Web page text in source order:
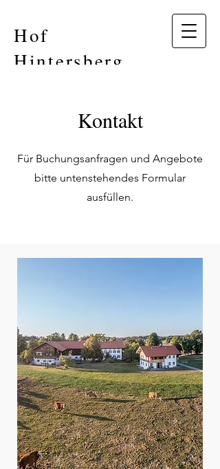
Hof
Hintersberg
Kontakt
Für Buchungsanfragen und Angebote
bitte untenstehendes Formular
ausfüllen.